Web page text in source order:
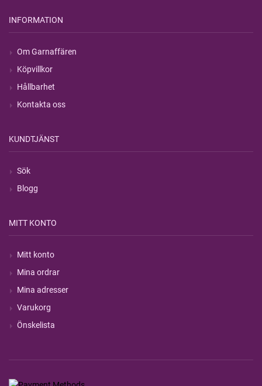
INFORMATION
Om Garnaffären
Köpvillkor
Hållbarhet
Kontakta oss
KUNDTJÄNST
Sök
Blogg
MITT KONTO
Mitt konto
Mina ordrar
Mina adresser
Varukorg
Önskelista